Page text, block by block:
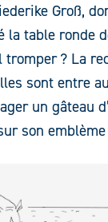
Groß,
la table ronde
? La
sont entre
un gâteau
son